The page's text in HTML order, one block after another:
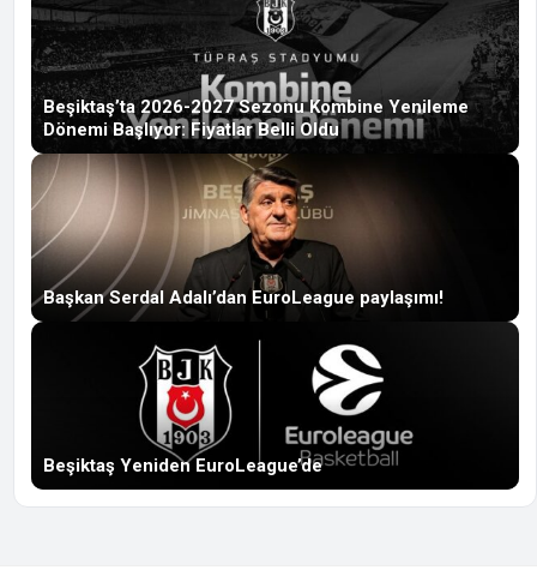
Beşiktaş’ta 2026-2027 Sezonu Kombine Yenileme
Dönemi Başlıyor: Fiyatlar Belli Oldu
Başkan Serdal Adalı’dan EuroLeague paylaşımı!
Beşiktaş Yeniden EuroLeague’de